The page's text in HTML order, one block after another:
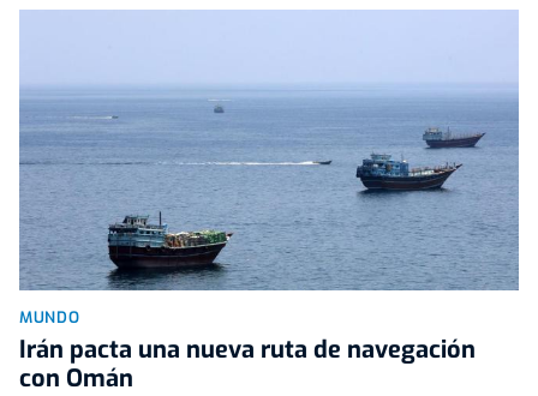
MUNDO
Irán pacta una nueva ruta de navegación
con Omán